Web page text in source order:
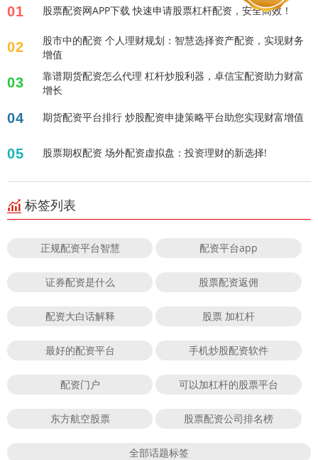
01 股票配资网APP下载 快速申请股票杠杆配资，安全高效！
02
股市中的配资 个人理财规划：智慧选择资产配资，实现财务
增值
03
靠谱期货配资怎么代理 杠杆炒股利器，卓信宝配资助力财富
增长
04 期货配资平台排行 炒股配资申捷策略平台助您实现财富增值
05 股票期权配资 场外配资虚拟盘：投资理财的新选择!
标签列表
正规配资平台智慧 配资平台app
证券配资是什么 股票配资返佣
配资大白话解释 股票 加杠杆
最好的配资平台 手机炒股配资软件
配资门户 可以加杠杆的股票平台
东方航空股票 股票配资公司排名榜
全部话题标签